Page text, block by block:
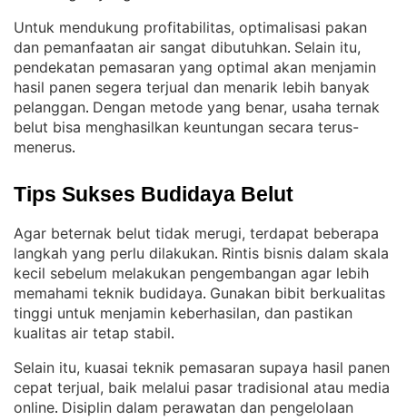
Untuk mendukung profitabilitas, optimalisasi pakan
dan pemanfaatan air sangat dibutuhkan. Selain itu,
pendekatan pemasaran yang optimal akan menjamin
hasil panen segera terjual dan menarik lebih banyak
pelanggan. Dengan metode yang benar, usaha ternak
belut bisa menghasilkan keuntungan secara terus-
menerus.
Tips Sukses Budidaya Belut
Agar beternak belut tidak merugi, terdapat beberapa
langkah yang perlu dilakukan. Rintis bisnis dalam skala
kecil sebelum melakukan pengembangan agar lebih
memahami teknik budidaya. Gunakan bibit berkualitas
tinggi untuk menjamin keberhasilan, dan pastikan
kualitas air tetap stabil.
Selain itu, kuasai teknik pemasaran supaya hasil panen
cepat terjual, baik melalui pasar tradisional atau media
online. Disiplin dalam perawatan dan pengelolaan